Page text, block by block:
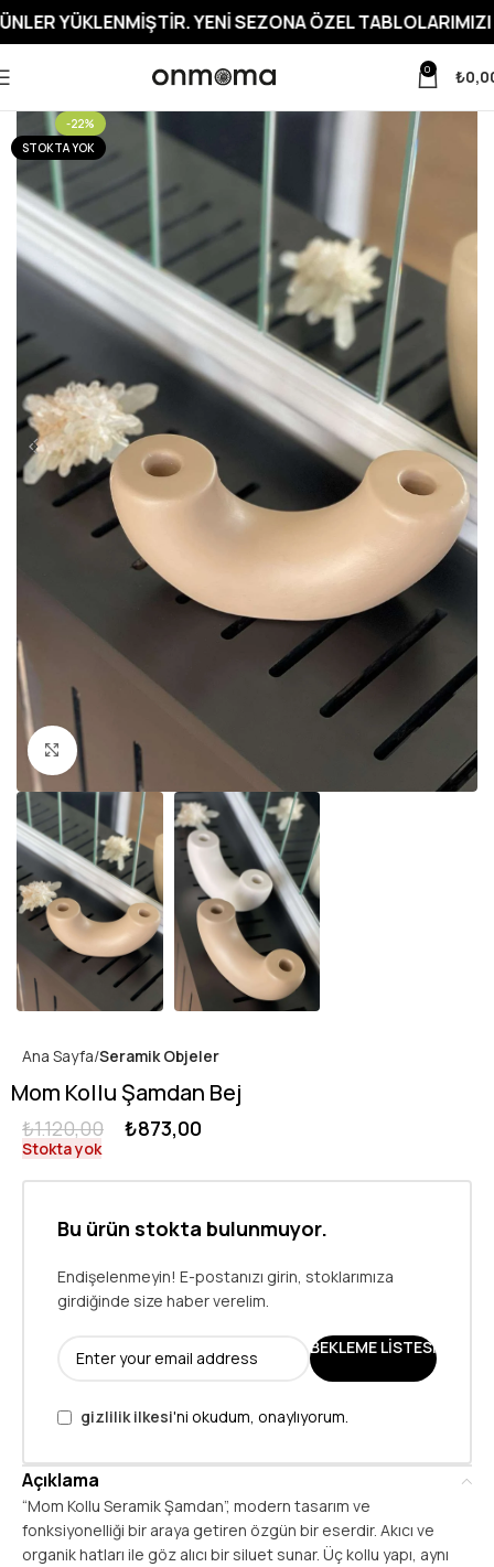
YENI SEZONA ÖZEL TABLOLARIMIZI
0 ₺
-22%
STOKTA YOK
Click to enlarge
Ana Sayfa Seramik Objeler
Mom Kollu Şamdan Bej
₺1.120,00 ₺873,00
Stokta yok
Bu ürün stokta bulunmuyor.
Endişelenmeyin! E-postanızı girin, stoklarımıza
girdiğinde size haber verelim.
BEKLEME LISTESI
gizlilik ilkesi'ni okudum, onaylıyorum.
Açıklama
“Mom Kollu Seramik Şamdan”, modern tasarım ve
fonksiyonelliği bir araya getiren özgün bir eserdir. Akıcı ve
organik hatları ile göz alıcı bir siluet sunar. Üç kollu yapı, aynı